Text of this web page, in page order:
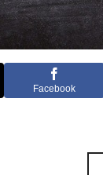
Facebook